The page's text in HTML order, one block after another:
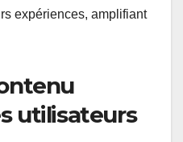
expériences, amplifiant
utilisateurs